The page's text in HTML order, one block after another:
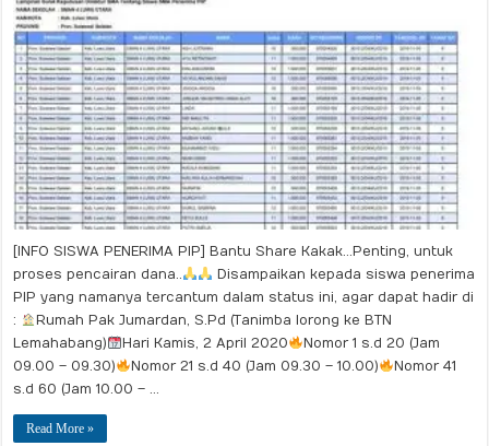
[INFO SISWA PENERIMA PIP] Bantu Share Kakak…Penting, untuk
proses pencairan dana..
Disampaikan kepada siswa penerima
PIP yang namanya tercantum dalam status ini, agar dapat hadir di
:
Rumah Pak Jumardan, S.Pd (Tanimba lorong ke BTN
Lemahabang)
Hari Kamis, 2 April 2020
Nomor 1 s.d 20 (Jam
09.00 – 09.30)
Nomor 21 s.d 40 (Jam 09.30 – 10.00)
Nomor 41
s.d 60 (Jam 10.00 – …
Read More »